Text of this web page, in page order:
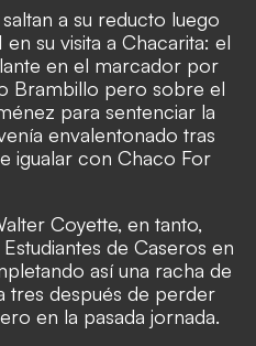
a su reducto luego
su visita a Chacarita: el
en el marcador por
Brambillo pero sobre el
para sentenciar la
envalentonado tras
igualar con Chaco For
Coyette, en tanto,
de Caseros en
así una racha de
tres después de perder
en la pasada jornada.